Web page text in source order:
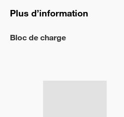
Plus d’information
Bloc de charge